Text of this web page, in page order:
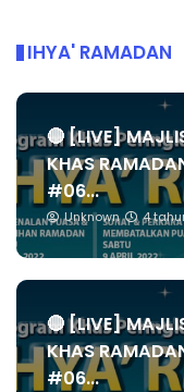
IHYA' RAMADAN
🔴 [LIVE]
KHAS
#06...
Unknown 4
🔴 [LIVE]
KHAS
#06...